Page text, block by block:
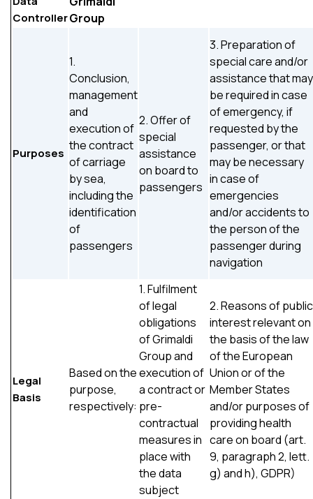
ControllerGroup
Purposes
1.
Conclusion,
management
and
execution of
the contract
of carriage
by sea,
including the
identification
of
passengers
2. Offer of
special
assistance
on board to
passengers
3. Preparation of
special care and/or
assistance that may
be required in case
of emergency, if
requested by the
passenger, or that
may be necessary
in case of
emergencies
and/or accidents to
the person of the
passenger during
navigation
Legal
Basis
Based on the
purpose,
respectively:
1. Fulfilment
of legal
obligations
of Grimaldi
Group and
execution of
a contract or
pre-
contractual
measures in
place with
the data
subject
2. Reasons of public
interest relevant on
the basis of the law
of the European
Union or of the
Member States
and/or purposes of
providing health
care on board (art.
9, paragraph 2, lett.
g) and h), GDPR)